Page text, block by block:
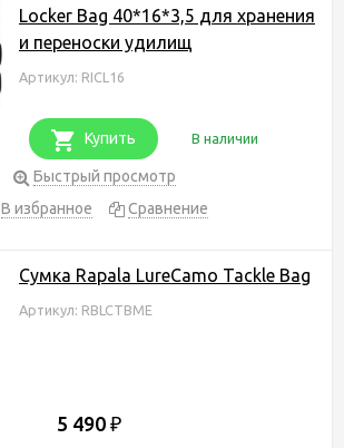
Locker Bag 40*16*3,5 для хранения
и переноски удилищ
Артикул: RICL16
Купить В наличии
Быстрый просмотр
В избранное
Сравнение
Сумка Rapala LureCamo Tackle Bag
Артикул: RBLCTBME
5 490 ₽